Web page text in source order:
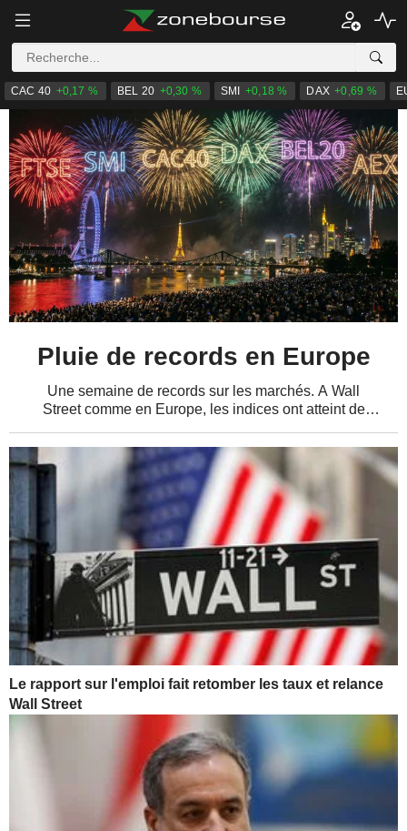
CAC 40 +0,17 % BEL 20 +0,30 % SMI +0,18 % DAX +0,69 %
Le rapport sur l'emploi fait retomber les taux et relance
Wall Street
Pluie de records en Europe
Une semaine de records sur les marchés. A Wall
Street comme en Europe, les indices ont atteint de
d'entreprises et une relative détente de la...